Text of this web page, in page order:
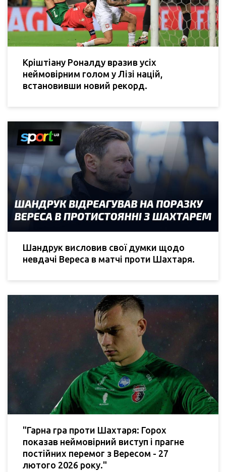
Кріштіану Роналду вразив усіх
неймовірним голом у Лізі націй,
встановивши новий рекорд.
Шандрук висловив свої думки щодо
невдачі Вереса в матчі проти Шахтаря.
"Гарна гра проти Шахтаря: Горох
показав неймовірний виступ і прагне
постійних перемог з Вересом - 27
лютого 2026 року."